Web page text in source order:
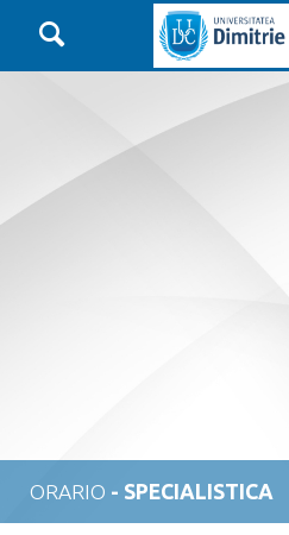

Main Navigation
ORARIO - SPECIALISTICA